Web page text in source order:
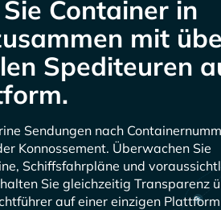
Container in
mit
Spediteuren
Sendungen nach
Konnossement. Überwachen Sie
Schiffsfahrpläne und
Sie gleichzeitig Transparenz
auf einer einzigen